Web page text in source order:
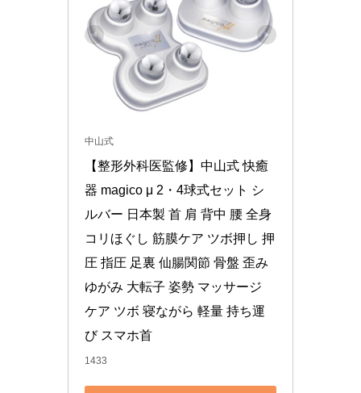
中山式
【整形外科医監修】中山式 快癒
器 magico μ 2・4球式セット シ
ルバー 日本製 首 肩 背中 腰 全身
コリほぐし 筋膜ケア ツボ押し 押
圧 指圧 足裏 仙腸関節 骨盤 歪み
ゆがみ 大転子 姿勢 マッサージ
ケア ツボ 寝ながら 軽量 持ち運
び スマホ首
1433